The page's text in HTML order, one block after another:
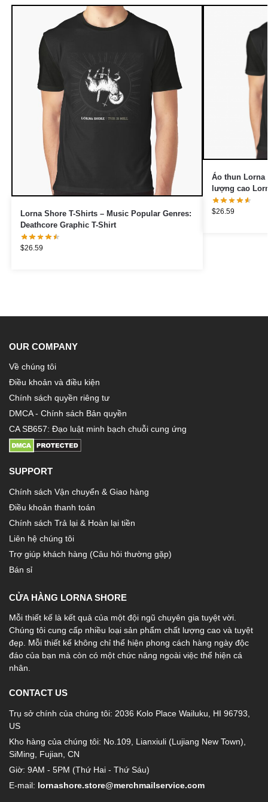
Lorna Shore T-Shirts – Music Popular Genres:
Deathcore Graphic T-Shirt
$26.59
Áo thun Lorna
lượng cao
$26.59
OUR COMPANY
Về chúng tôi
Điều khoản và điều kiện
Chính sách quyền riêng tư
DMCA - Chính sách Bản quyền
CA SB657: Đạo luật minh bạch chuỗi cung ứng
SUPPORT
Chính sách Vận chuyển & Giao hàng
Điều khoản thanh toán
Chính sách Trả lại & Hoàn lại tiền
Liên hệ chúng tôi
Trợ giúp khách hàng (Câu hỏi thường gặp)
Bán sỉ
CỬA HÀNG LORNA SHORE
Mỗi thiết kế là kết quả của một đội ngũ chuyên gia tuyệt vời.
Chúng tôi cung cấp nhiều loại sản phẩm chất lượng cao và tuyệt
đẹp. Mỗi thiết kế không chỉ thể hiện phong cách hàng ngày độc
đáo của bạn mà còn có một chức năng ngoài việc thể hiện cá
nhân.
CONTACT US
Trụ sở chính của chúng tôi: 2036 Kolo Place Wailuku, HI 96793,
US
Kho hàng của chúng tôi: No.109, Lianxiuli (Lujiang New Town),
SiMing, Fujian, CN
Giờ: 9AM - 5PM (Thứ Hai - Thứ Sáu)
E-mail: lornashore.store@merchmailservice.com